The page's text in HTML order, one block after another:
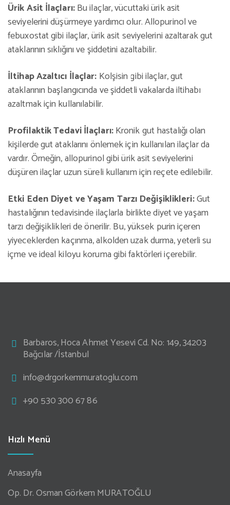
Ürik Asit İlaçları:Bu ilaçlar, vücuttaki ürik asit
seviyelerini düşürmeye yardımcı olur. Allopurinol ve
febuxostat gibi ilaçlar, ürik asit seviyelerini azaltarak gut
ataklarının sıklığını ve şiddetini azaltabilir.
İltihap Azaltıcı İlaçlar: Kolşisin gibi ilaçlar, gut
ataklarının başlangıcında ve şiddetli vakalarda iltihabı
azaltmak için kullanılabilir.
Profilaktik Tedavi İlaçları:Kronik gut hastalığı olan
kişilerde gut ataklarını önlemek için kullanılan ilaçlar da
vardır. Örneğin, allopurinol gibi ürik asit seviyelerini
düşüren ilaçlar uzun süreli kullanım için reçete edilebilir.
Etki Eden Diyet ve Yaşam Tarzı Değişiklikleri:Gut
hastalığının tedavisinde ilaçlarla birlikte diyet ve yaşam
tarzı değişiklikleri de önerilir. Bu, yüksek purin içeren
yiyeceklerden kaçınma, alkolden uzak durma, yeterli su
içme ve ideal kiloyu koruma gibi faktörleri içerebilir.
Barbaros, Hoca Ahmet Yesevi Cd. No: 149, 34203
Bağcılar /İstanbul
info@drgorkemmuratoglu.com
+90 530 300 67 86
Hızlı Menü
Anasayfa
Op. Dr. Osman Görkem MURATOĞLU